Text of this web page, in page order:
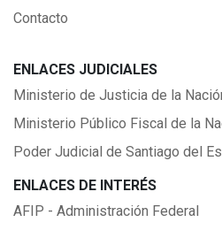
Contacto
ENLACES JUDICIALES
Ministerio de Justicia de la
Ministerio Público Fiscal de la
Poder Judicial de Santiago del
ENLACES DE INTERÉS
AFIP - Administración Federal